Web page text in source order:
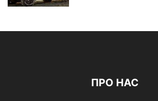
ПРО НАС